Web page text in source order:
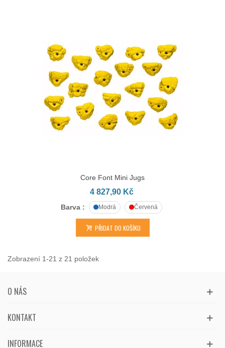
Core Font Mini Jugs
4 827,90 Kč
Barva : Modrá Červená
PŘIDAT DO KOŠÍKU
Zobrazení 1-21 z 21 položek
O NÁS
KONTAKT
INFORMACE